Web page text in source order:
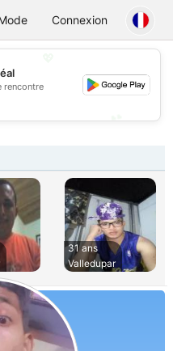
CitasConnexion
rencontre
31 ans
Valledupar